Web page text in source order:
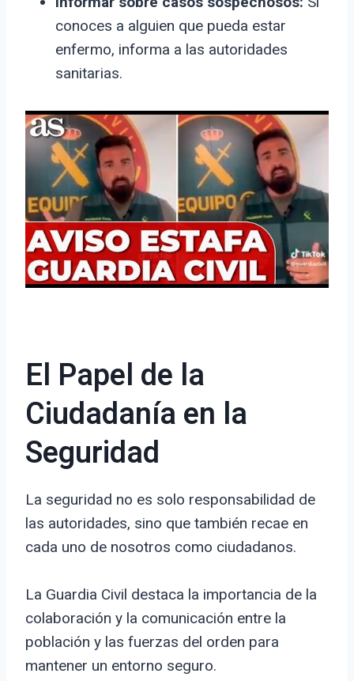
conoces a alguien que pueda estar
enfermo, informa a las autoridades
sanitarias.
El Papel de la
Ciudadanía en la
Seguridad
La seguridad no es solo responsabilidad de
las autoridades, sino que también recae en
cada uno de nosotros como ciudadanos.
La Guardia Civil destaca la importancia de la
colaboración y la comunicación entre la
población y las fuerzas del orden para
mantener un entorno seguro.